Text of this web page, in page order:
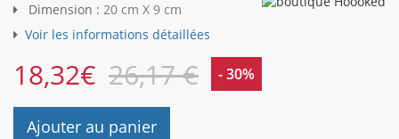
Dimension : 20 cm X 9 cm
Voir les informations détaillées
18,32€ 26,17 € - 30%
Ajouter au panier